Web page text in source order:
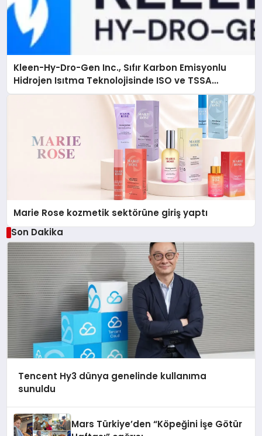
Kleen-Hy-Dro-Gen Inc., Sıfır Karbon Emisyonlu
Hidrojen Isıtma Teknolojisinde ISO ve TSSA
Düzenleyici Onaylarını Aldı
Marie Rose kozmetik sektörüne giriş yaptı
Son Dakika
Tencent Hy3 dünya genelinde kullanıma
sunuldu
Mars Türkiye’den “Köpeğini İşe Götür